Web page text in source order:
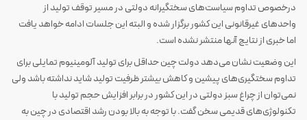
درخصوص تداوم سیاست‌های سختگیرانه دولتی در مسیر توقف تولید از
واحدهای غیرقانونی این کشور برگزار شده و البته این جلسات ادامه خواهد یافت
اما خبری از نتایج آنها منتشر نشده است.
این وضعیت نشان می‌دهد دولت چین حداقل برای تولید آلومینیوم تمایلی برای
تداوم سختگیری‌های پیشین و کاهش بیشتر ظرفیت تولید شاید نداشته باشد ولی
نمی‌توان از چراغ سبز دولتی در این کشور در برابر افزایش حجم تولید با
تکنولوژی‌های قدیمی سخن گفت. با توجه به بالا بودن رشد اقتصادی در چین به